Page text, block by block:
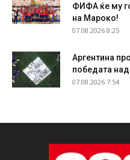
ФИФА ќе му
на Мароко!
07.08.2026 8:25
Аргентина
победата над
07.08.2026 7:54